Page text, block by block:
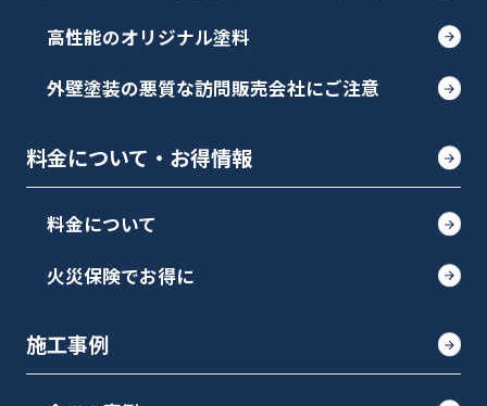
高性能のオリジナル塗料
外壁塗装の悪質な訪問販売会社にご注意
料金について・お得情報
料金について
火災保険でお得に
施工事例